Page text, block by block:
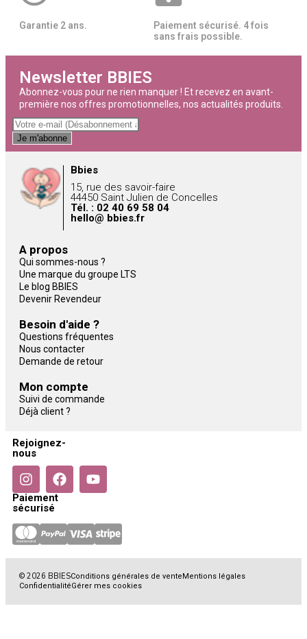
Garantie 2 ans.
Paiement sécurisé. 4 fois
sans frais possible.
Newsletter BBIES
Abonnez-vous pour ne rien manquer ! Et recevez en avant-
première nos offres promotionnelles, nos actualités produits.
Je m'abonne
Bbies
15, rue des savoir-faire
44450 Saint Julien de Concelles
Tél. : 02 40 69 58 04
hello@ bbies.fr
A propos
Qui sommes-nous ?
Une marque du groupe LTS
Le blog BBIES
Devenir Revendeur
Besoin d'aide ?
Questions fréquentes
Nous contacter
Demande de retour
Mon compte
Suivi de commande
Déjà client ?
Rejoignez-
nous
Paiement
sécurisé
© 2026 BBIESConditions générales de venteMentions légales
ConfidentialitéGérer mes cookies